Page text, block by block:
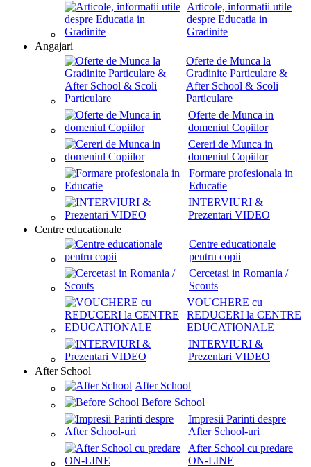
Articole, informatii utile
despre Educatia in
Gradinite
Angajari
Oferte de Munca la
Gradinite Particulare &
After School & Scoli
Particulare
Oferte de Munca in
domeniul Copiilor
Cereri de Munca in
domeniul Copiilor
Formare profesionala in
Educatie
INTERVIURI &
Prezentari VIDEO
Centre educationale
Centre educationale
pentru copii
Cercetasi in Romania /
Scouts
VOUCHERE cu
REDUCERI la CENTRE
EDUCATIONALE
INTERVIURI &
Prezentari VIDEO
After School
After School
Before School
Impresii Parinti despre
After School-uri
After School cu predare
ON-LINE